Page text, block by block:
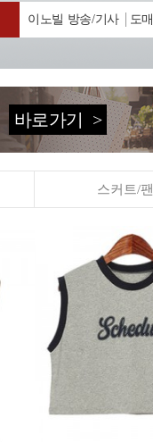
이노빌 방송/기사 도
바로가기 >
스커트/